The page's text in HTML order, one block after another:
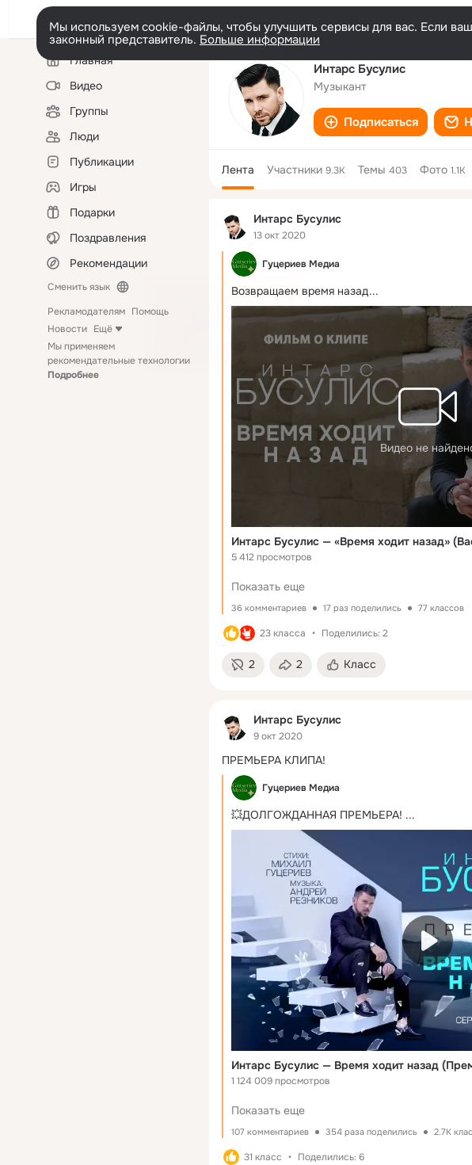
Мы используем cookie-файлы, чтобы улучшить сервисы для вас. Если
законный представитель. Больше информации
Левая
колонкаГлавная
Видео
Группы
Люди
Публикации
Игры
Подарки
Поздравления
Рекомендации
Сменить язык
Рекламодателям Помощь
Новости Ещё
Мы применяем
рекомендательные технологии
Подробнее
Интарс Бусулис
Музыкант
Подписаться
Лента Участники 9.3K Темы 403 Фото 1.1K
Интарс Бусулис
13 окт 2020
Гуцериев Медиа
Возвращаем время назад...
Видео не
Интарс Бусулис — «Время ходит назад»
5 412 просмотров
Показать еще
36 комментариев 17 раз поделились 77 классов
23 класса Поделились: 2
2 2 Класс
Интарс Бусулис
9 окт 2020
ПРЕМЬЕРА КЛИПА!
Гуцериев Медиа
💥ДОЛГОЖДАННАЯ ПРЕМЬЕРА! ...
Интарс Бусулис — Время ходит назад
1 124 009 просмотров
Показать еще
107 комментариев 354 раза поделились 2.7K
31 класс Поделились: 6